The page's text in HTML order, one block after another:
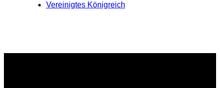
Vereinigtes Königreich